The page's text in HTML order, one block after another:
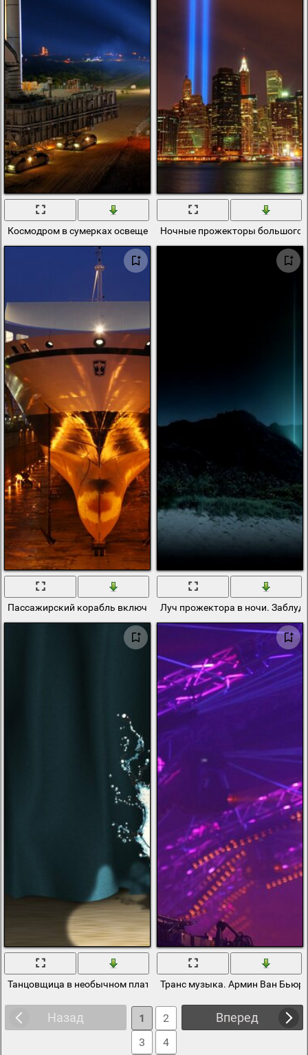
Космодром в сумерках освещенный прожекторами
Ночные прожекторы большого
Пассажирский корабль включил прожектораЛуч прожектора в ночи.
Танцовщица в необычном платье, под прожектором
Транс музыка. Армин Ван
Назад Вперед
1
2
3
4